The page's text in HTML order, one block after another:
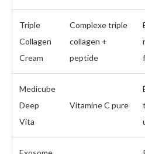
Triple
Collagen
Cream
Complexe triple
collagen +
peptide
Medicube
Deep
Vita
Vitamine C pure